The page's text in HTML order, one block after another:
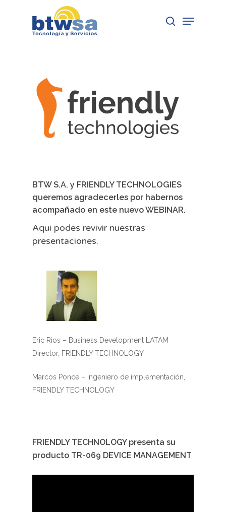
search
Menu
BTW S.A. y FRIENDLY TECHNOLOGIES
queremos agradecerles por habernos
acompañado en este nuevo WEBINAR.
Aqui podes revivir nuestras
presentaciones.
Eric Rios – Business Development LATAM
Director, FRIENDLY TECHNOLOGY
Marcos Ponce – Ingeniero de implementación,
FRIENDLY TECHNOLOGY
FRIENDLY TECHNOLOGY presenta su
producto TR-069 DEVICE MANAGEMENT